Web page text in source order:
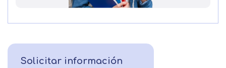
Solicitar información